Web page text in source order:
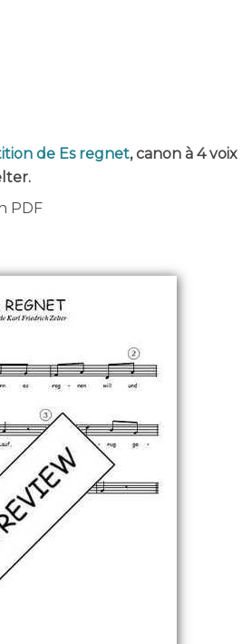
de Es regnet, canon à 4 voix
PDF